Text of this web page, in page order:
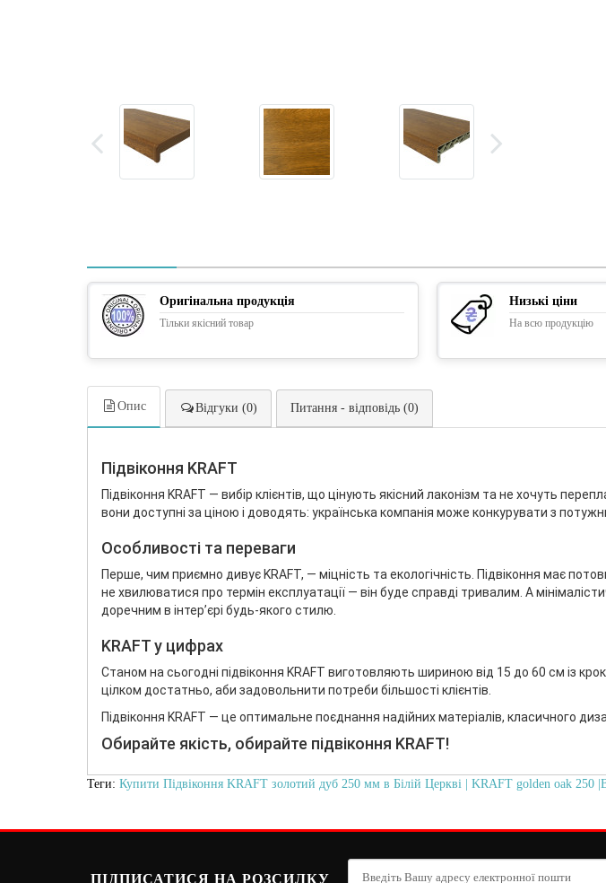
Оригінальна продукція
Тільки якісний товар
Низькі ціни
На всю продукцію
Опис Відгуки (0) Питання - відповідь (0)
Підвіконня KRAFT
Підвіконня KRAFT — вибір клієнтів, що цінують якісний лаконізм та не хочуть
вони доступні за ціною і доводять: українська компанія може конкурувати з
Особливості та переваги
Перше, чим приємно дивує KRAFT, — міцність та екологічність. Підвіконня має
не хвилюватися про термін експлуатації — він буде справді тривалим. А
доречним в інтер’єрі будь-якого стилю.
KRAFT у цифрах
Станом на сьогодні підвіконня KRAFT виготовляють шириною від 15 до 60 см із
цілком достатньо, аби задовольнити потреби більшості клієнтів.
Підвіконня KRAFT — це оптимальне поєднання надійних матеріалів, класичного
Обирайте якість, обирайте підвіконня KRAFT!
Теги: Купити Підвіконня KRAFT золотий дуб 250 мм в Білій Церкві | KRAFT golden oak 250
ПІДПИСАТИСЯ НА РОЗСИЛКУ